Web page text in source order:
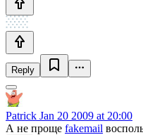
Reply
Patrick Jan 20 2009 at 20:00
А не проще fakemail